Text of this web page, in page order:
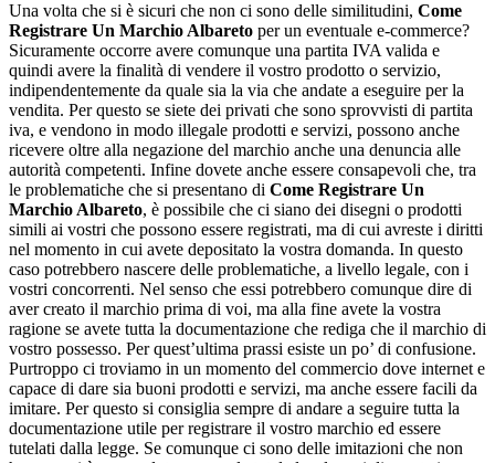
Una volta che si è sicuri che non ci sono delle similitudini, Come
Registrare Un Marchio Albareto per un eventuale e-commerce?
Sicuramente occorre avere comunque una partita IVA valida e
quindi avere la finalità di vendere il vostro prodotto o servizio,
indipendentemente da quale sia la via che andate a eseguire per la
vendita. Per questo se siete dei privati che sono sprovvisti di partita
iva, e vendono in modo illegale prodotti e servizi, possono anche
ricevere oltre alla negazione del marchio anche una denuncia alle
autorità competenti. Infine dovete anche essere consapevoli che, tra
le problematiche che si presentano di Come Registrare Un
Marchio Albareto, è possibile che ci siano dei disegni o prodotti
simili ai vostri che possono essere registrati, ma di cui avreste i diritti
nel momento in cui avete depositato la vostra domanda. In questo
caso potrebbero nascere delle problematiche, a livello legale, con i
vostri concorrenti. Nel senso che essi potrebbero comunque dire di
aver creato il marchio prima di voi, ma alla fine avete la vostra
ragione se avete tutta la documentazione che rediga che il marchio di
vostro possesso. Per quest’ultima prassi esiste un po’ di confusione.
Purtroppo ci troviamo in un momento del commercio dove internet e
capace di dare sia buoni prodotti e servizi, ma anche essere facili da
imitare. Per questo si consiglia sempre di andare a seguire tutta la
documentazione utile per registrare il vostro marchio ed essere
tutelati dalla legge. Se comunque ci sono delle imitazioni che non